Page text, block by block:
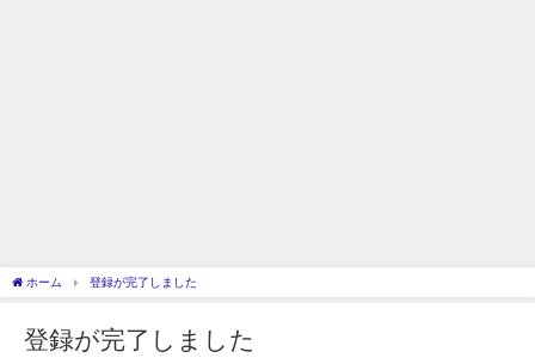
ホーム 登録が完了しました
登録が完了しました